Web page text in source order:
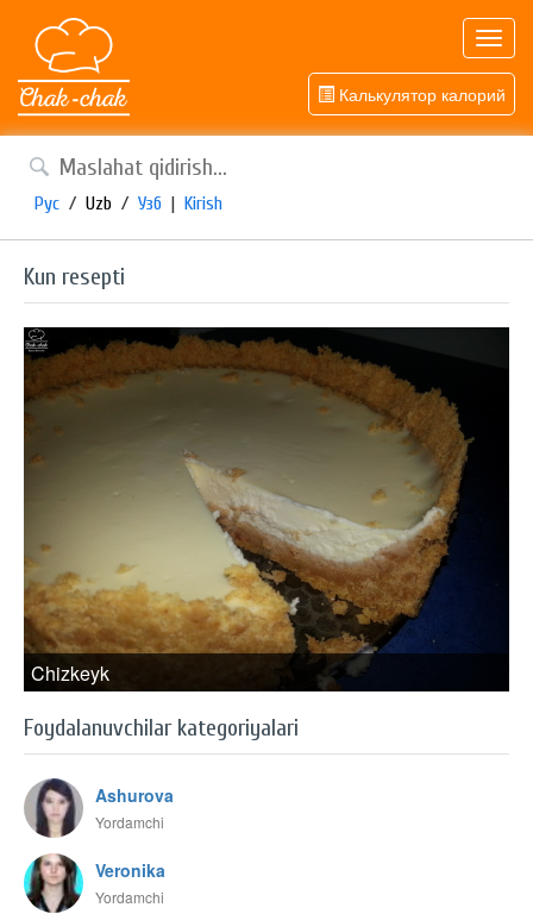
Калькулятор калорий
Рус / Uzb / Узб | Kirish
Kun resepti
Chizkeyk
Foydalanuvchilar kategoriyalari
Ashurova
Yordamchi
Veronika
Yordamchi